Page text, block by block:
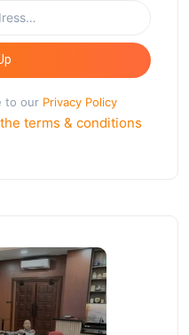
to our Privacy Policy
terms & conditions